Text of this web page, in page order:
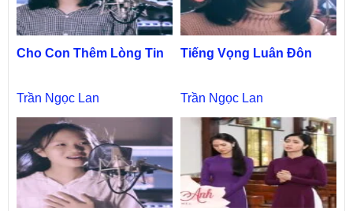
Cho Con Thêm Lòng Tin
Trần Ngọc Lan
Tiếng Vọng Luân Đôn
Trần Ngọc Lan